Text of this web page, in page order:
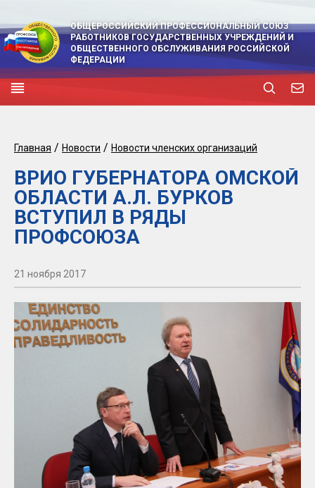
ОБЩЕРОССИЙСКИЙ ПРОФЕССИОНАЛЬНЫЙ СОЮЗ
РАБОТНИКОВ ГОСУДАРСТВЕННЫХ УЧРЕЖДЕНИЙ И
ОБЩЕСТВЕННОГО ОБСЛУЖИВАНИЯ РОССИЙСКОЙ
ФЕДЕРАЦИИ
Главная / Новости / Новости членских организаций
ВРИО ГУБЕРНАТОРА ОМСКОЙ
ОБЛАСТИ А.Л. БУРКОВ
ВСТУПИЛ В РЯДЫ
ПРОФСОЮЗА
21 ноября 2017